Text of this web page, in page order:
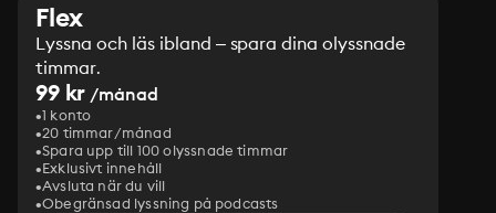
Flex
Lyssna och läs ibland – spara dina olyssnade
timmar.
99 kr /månad
1 konto
20 timmar/månad
Spara upp till 100 olyssnade timmar
Exklusivt innehåll
Avsluta när du vill
Obegränsad lyssning på podcasts